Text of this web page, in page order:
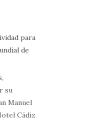
para
de
su
Manuel
Cádiz